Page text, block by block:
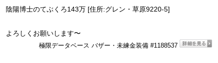
陰陽博士のてぶくろ143万 [住所:グレン・草原9220-5]
よろしくお願いします〜
極限データベース バザー・未練金装備 #1188537